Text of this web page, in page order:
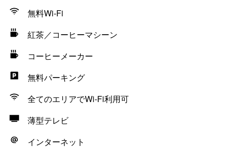
無料Wi-Fi
紅茶／コーヒーマシーン
コーヒーメーカー
無料パーキング
全てのエリアでWi-Fi利用可
薄型テレビ
インターネット